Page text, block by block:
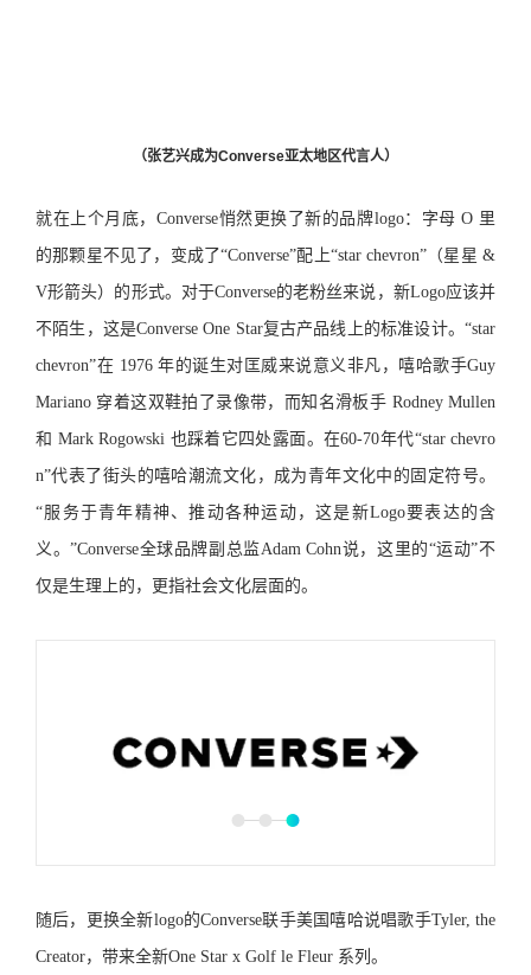
（张艺兴成为Converse亚太地区代言人）
就在上个月底，Converse悄然更换了新的品牌logo：字母 O 里
的那颗星不见了，变成了“Converse”配上“star chevron”（星星 &
V形箭头）的形式。对于Converse的老粉丝来说，新Logo应该并
不陌生，这是Converse One Star复古产品线上的标准设计。“star
chevron”在 1976 年的诞生对匡威来说意义非凡，嘻哈歌手Guy
Mariano 穿着这双鞋拍了录像带，而知名滑板手 Rodney Mullen
和 Mark Rogowski 也踩着它四处露面。在60-70年代“star chevro
n”代表了街头的嘻哈潮流文化，成为青年文化中的固定符号。
“服务于青年精神、推动各种运动，这是新Logo要表达的含
义。”Converse全球品牌副总监Adam Cohn说，这里的“运动”不
仅是生理上的，更指社会文化层面的。
随后，更换全新logo的Converse联手美国嘻哈说唱歌手Tyler, the
Creator，带来全新One Star x Golf le Fleur 系列。